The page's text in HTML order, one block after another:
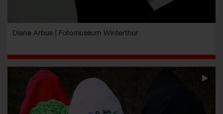
Diane Arbus | Fotomuseum Winterthur